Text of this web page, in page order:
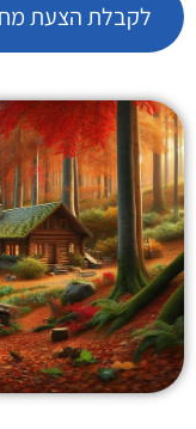
לקבלת הצעת